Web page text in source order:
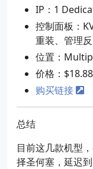
IP：1
控制面板：
重装、管理
位置：
价格：
购买链接
总结
目前这几款机型
择圣何塞，延迟到